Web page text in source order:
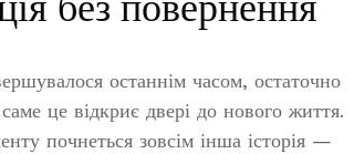
останнім часом, остаточно
це відкриє двері до нового життя.
почнеться зовсім інша історія —